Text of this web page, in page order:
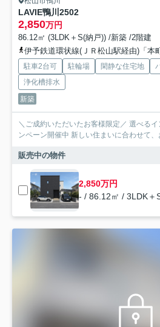
LAVIE鴨川2502
2,850万円
86.12㎡ (3LDK＋S(納戸)) /新築 /2階建
伊予鉄道環状線(ＪＲ松山駅経由)「本
駐車2台可 駐輪場 閑静な住宅地
浄化槽排水
新築
＼ご成約いただいたお客様限定／ 選べる
ンペーン開催中 新しい住まいに合わせて
販売中の物件
2,850万円
- / 86.12㎡ / 3LDK＋